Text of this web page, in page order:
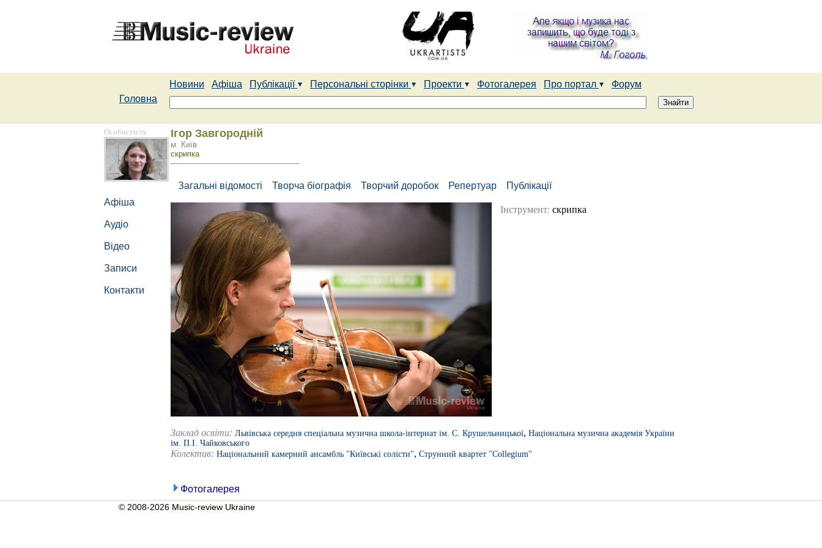
Новини Афіша Публікації Персональні сторінки Проекти Фотогалерея Про портал
Форум
Головна
Особистість
Афіша
Аудіо
Відео
Записи
Контакти
Ігор Завгородній
м. Київ
скрипка
Загальні відомості Творча біографія Творчий доробок Репертуар Публікації
Інструмент: скрипка
Заклад освіти: Львівська середня спеціальна музична школа-інтернат ім. С. Крушельницької, Національна музична академія України
ім. П.І. Чайковського
Колектив: Національний камерний ансамбль "Київські солісти", Струнний квартет "Collegium"
Фотогалерея
© 2008-2026 Music-review Ukraine